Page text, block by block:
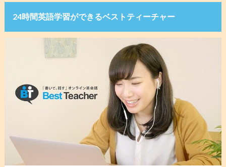
24時間英語学習ができるベストティーチャー